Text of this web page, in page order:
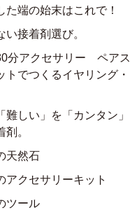
た端の始末はこれで！
い接着剤選び。
分アクセサリー ペアス
トでつくるイヤリング・
難しい」を「カンタン」
剤。
天然石
アクセサリーキット
ツール